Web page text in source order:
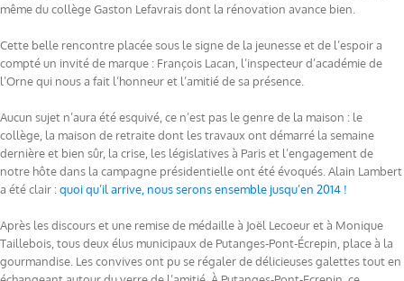
même du collège Gaston Lefavrais dont la rénovation avance bien.
Cette belle rencontre placée sous le signe de la jeunesse et de l’espoir a
compté un invité de marque : François Lacan, l’inspecteur d’académie de
l’Orne qui nous a fait l’honneur et l’amitié de sa présence.
Aucun sujet n’aura été esquivé, ce n’est pas le genre de la maison : le
collège, la maison de retraite dont les travaux ont démarré la semaine
dernière et bien sûr, la crise, les législatives à Paris et l’engagement de
notre hôte dans la campagne présidentielle ont été évoqués. Alain Lambert
a été clair :quoi qu’il arrive, nous serons ensemble jusqu’en 2014 !
Après les discours et une remise de médaille à Joël Lecoeur et à Monique
Taillebois, tous deux élus municipaux de Putanges-Pont-Écrepin, place à la
gourmandise. Les convives ont pu se régaler de délicieuses galettes tout en